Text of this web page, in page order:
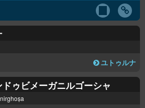
ユトゥルナ
ゥビメーガニルゴーシャ